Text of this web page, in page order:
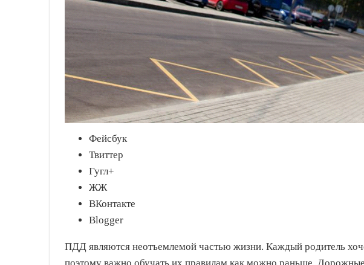
Фейсбук
Твиттер
Гугл+
ЖЖ
ВКонтакте
Blogger
ПДД являются неотъемлемой частью жизни. Каждый родитель